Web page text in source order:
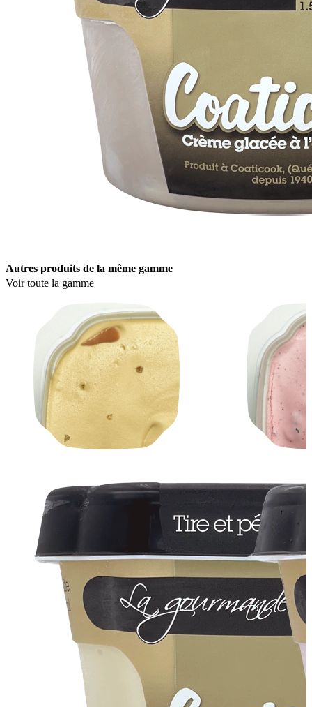
Autres produits de la même gamme
Voir toute la gamme